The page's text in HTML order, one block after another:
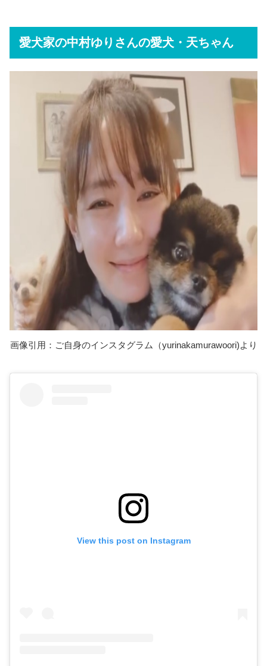
愛犬家の中村ゆりさんの愛犬・天ちゃん
画像引用：ご自身のインスタグラム（yurinakamurawoori)より
View this post on Instagram